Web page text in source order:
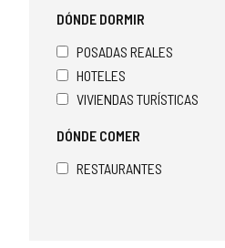
DÓNDE DORMIR
POSADAS REALES
HOTELES
VIVIENDAS TURÍSTICAS
DÓNDE COMER
RESTAURANTES